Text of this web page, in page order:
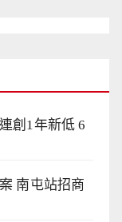
創1年新低 6
南屯站招商